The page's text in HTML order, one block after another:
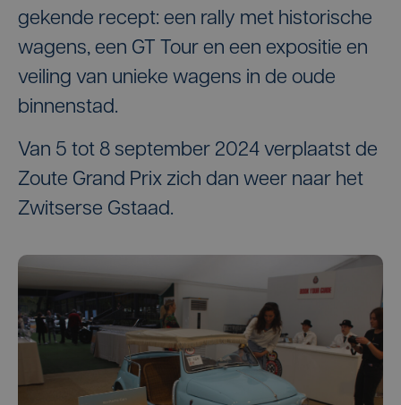
gekende recept: een rally met historische
wagens, een GT Tour en een expositie en
veiling van unieke wagens in de oude
binnenstad.
Van 5 tot 8 september 2024 verplaatst de
Zoute Grand Prix zich dan weer naar het
Zwitserse Gstaad.